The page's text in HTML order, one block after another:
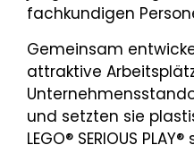
fachkundigen
Gemeinsam
attraktive
und setzten sie
LEGO® SERIOUS